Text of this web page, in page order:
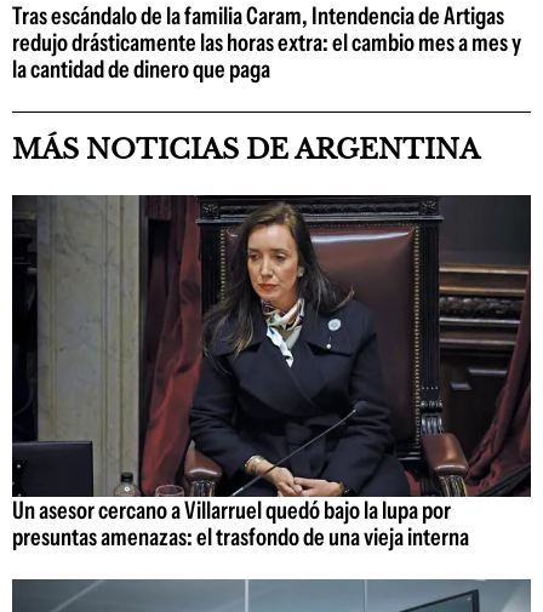
Tras escándalo de la familia Caram, Intendencia de Artigas
redujo drásticamente las horas extra: el cambio mes a mes y
la cantidad de dinero que paga
MÁS NOTICIAS DE ARGENTINA
Un asesor cercano a Villarruel quedó bajo la lupa por
presuntas amenazas: el trasfondo de una vieja interna